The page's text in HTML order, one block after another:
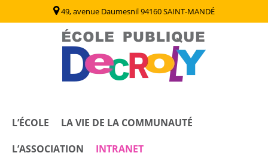
49, avenue Daumesnil 94160 SAINT-MANDÉ
L’ÉCOLE
LA VIE DE LA COMMUNAUTÉ
L’ASSOCIATION
INTRANET